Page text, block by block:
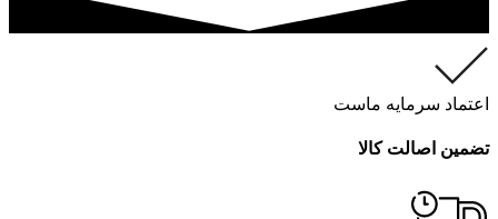
اعتماد سرمایه ماست
تضمین اصالت کالا